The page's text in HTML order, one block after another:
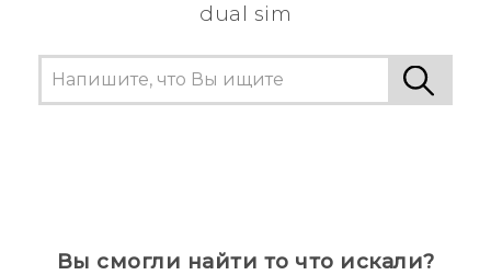
dual sim
Вы смогли найти то что искали?